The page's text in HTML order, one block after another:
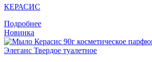
КЕРАСИС
Подробнее
Новинка